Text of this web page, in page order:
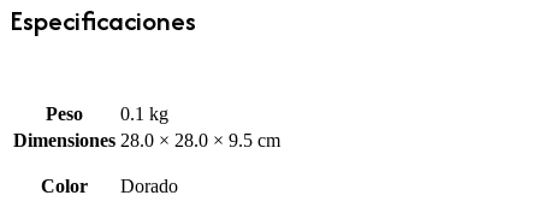
Especificaciones
Peso
0.1 kg
Dimensiones 28.0 × 28.0 × 9.5 cm
Color Dorado